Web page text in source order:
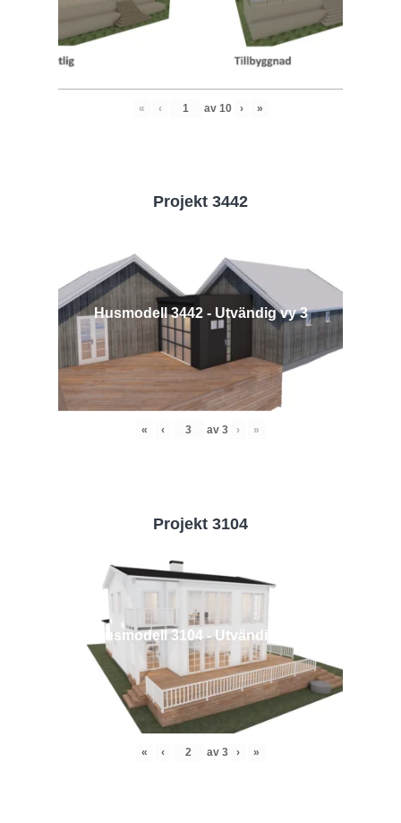
« ‹ av 10 › »
Projekt 3442
Husmodell 3442 - Utvändig vy 3
« ‹ av 3 › »
Projekt 3104
Husmodell 3104 - Utvändig vy 2
« ‹ av 3 › »